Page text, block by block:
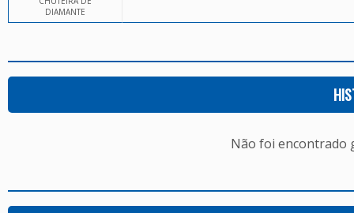
DIAMANTE
Não foi encontrado